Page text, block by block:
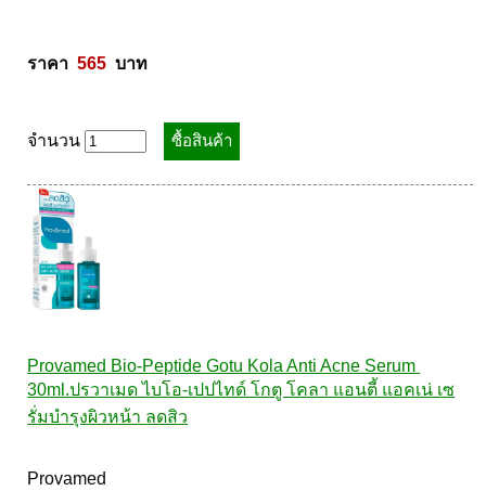
ราคา 565
  บาท
จำนวน
Provamed Bio-Peptide Gotu Kola Anti Acne Serum
30ml.ปรวาเมด ไบโอ-เปปไทด์ โกตู โคลา แอนตี้ แอคเน่ เซ
รั่มบำรุงผิวหน้า ลดสิว
Provamed